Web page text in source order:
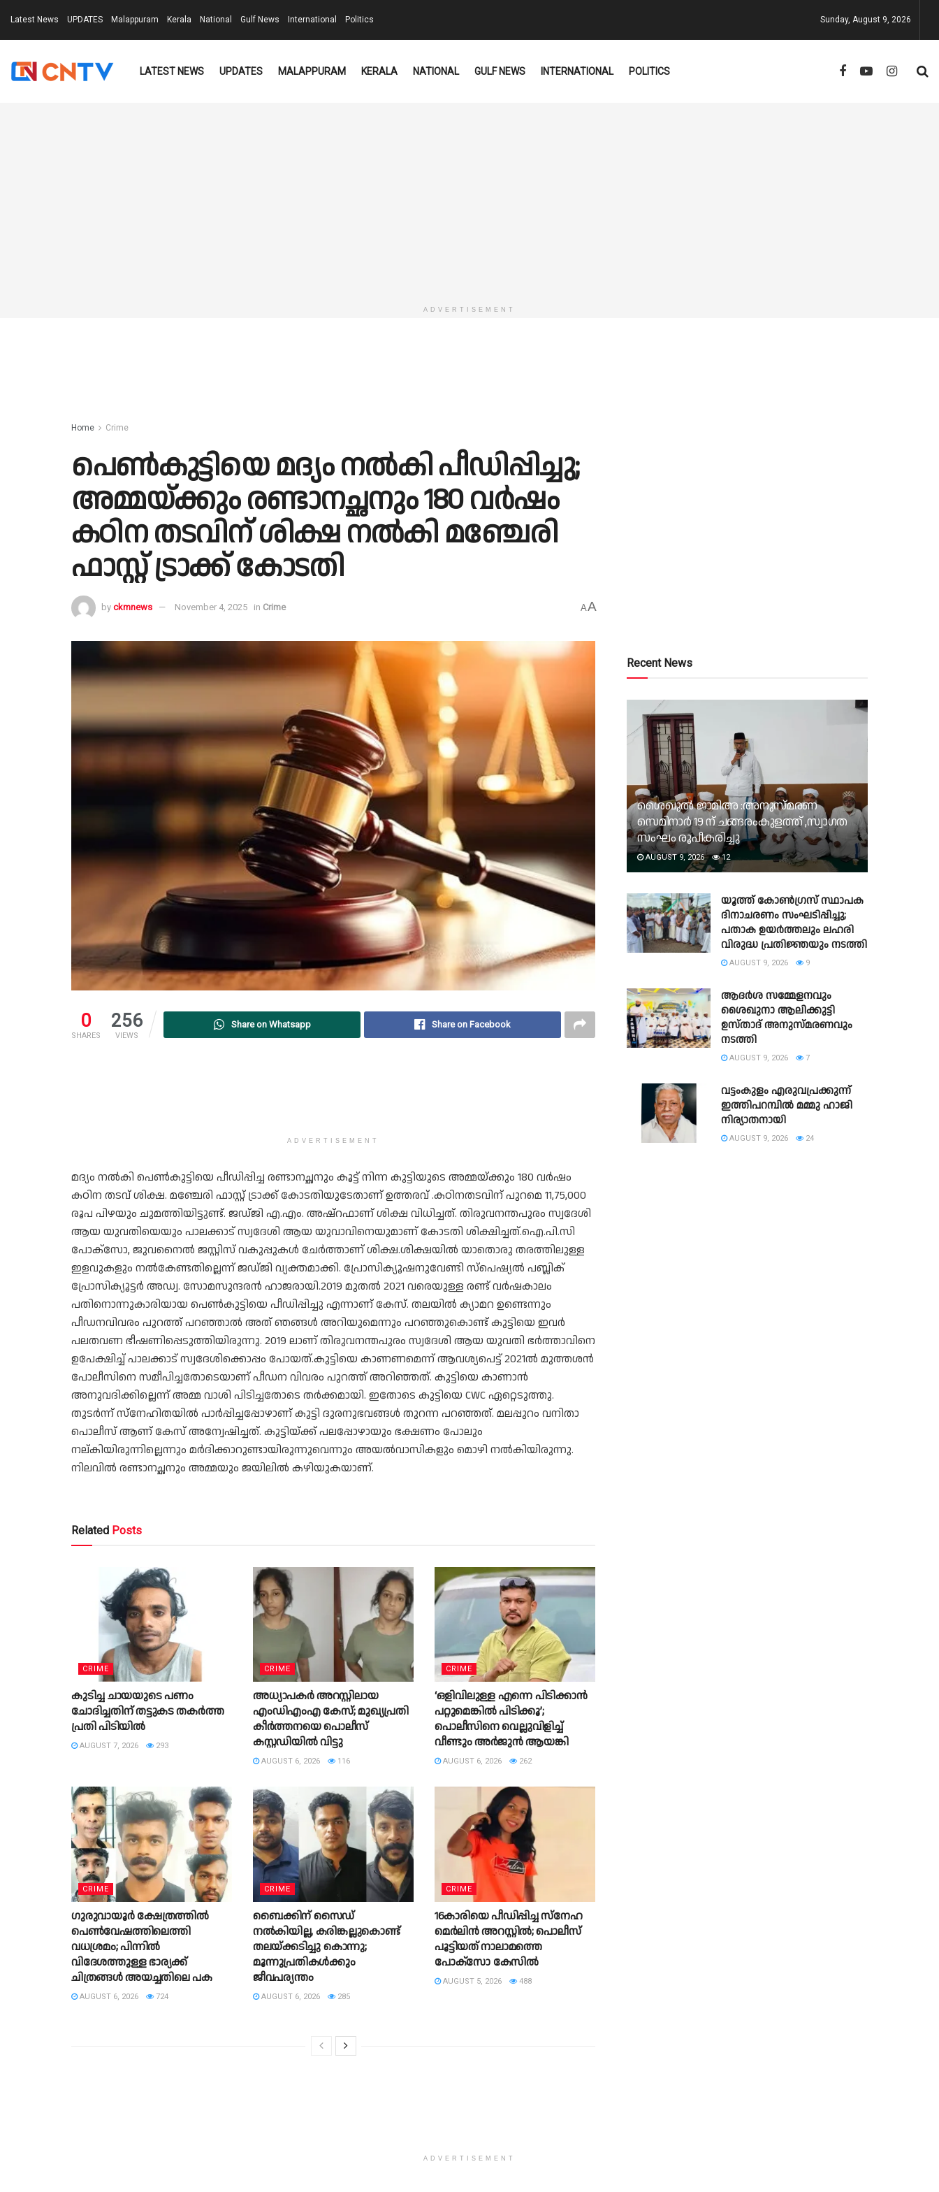
Latest News UPDATES Malappuram Kerala National Gulf News International Politics Sunday, August 9, 2026
LATEST NEWS UPDATES MALAPPURAM KERALA NATIONAL GULF NEWS INTERNATIONAL POLITICS
ADVERTISEMENT
Home Crime
പെൺകുട്ടിയെ മദ്യം നൽകി പീഡിപ്പിച്ചു;
അമ്മയ്ക്കും രണ്ടാനച്ഛനും 180 വർഷം
കഠിന തടവിന് ശിക്ഷ നൽകി മഞ്ചേരി
ഫാസ്റ്റ് ട്രാക്ക് കോടതി
by ckmnews November 4, 2025 in Crime AA
0
SHARES
256
VIEWS
Share on Whatsapp Share on Facebook
ADVERTISEMENT
മദ്യം നൽകി പെൺകുട്ടിയെ പീഡിപ്പിച്ച രണ്ടാനച്ഛനും കൂട്ട് നിന്ന കുട്ടിയുടെ അമ്മയ്ക്കും 180 വർഷം
കഠിന തടവ് ശിക്ഷ. മഞ്ചേരി ഫാസ്റ്റ് ട്രാക്ക് കോടതിയുടേതാണ് ഉത്തരവ് .കഠിനതടവിന് പുറമെ 11,75,000
രൂപ പിഴയും ചുമത്തിയിട്ടുണ്ട്. ജഡ്ജി എ.എം. അഷ്‌റഫാണ് ശിക്ഷ വിധിച്ചത്. തിരുവനന്തപുരം സ്വദേശി
ആയ യുവതിയെയും പാലക്കാട് സ്വദേശി ആയ യുവാവിനെയുമാണ് കോടതി ശിക്ഷിച്ചത്.ഐ.പി.സി
പോക്സോ, ജുവനൈൽ ജസ്റ്റിസ് വകുപ്പുകൾ ചേർത്താണ് ശിക്ഷ.ശിക്ഷയിൽ യാതൊരു തരത്തിലുള്ള
ഇളവുകളും നൽകേണ്ടതില്ലെന്ന് ജഡ്ജി വ്യക്തമാക്കി. പ്രോസിക്യൂഷനുവേണ്ടി സ്പെഷ്യൽ പബ്ലിക്
പ്രോസിക്യൂട്ടർ അഡ്വ. സോമസുന്ദരൻ ഹാജരായി.2019 മുതൽ 2021 വരെയുള്ള രണ്ട് വർഷകാലം
പതിനൊന്നുകാരിയായ പെൺകുട്ടിയെ പീഡിപ്പിച്ചു എന്നാണ് കേസ്. തലയിൽ ക്യാമറ ഉണ്ടെന്നും
പീഡനവിവരം പുറത്ത് പറഞ്ഞാൽ അത് ഞങ്ങൾ അറിയുമെന്നും പറഞ്ഞുകൊണ്ട് കുട്ടിയെ ഇവർ
പലതവണ ഭീഷണിപ്പെടുത്തിയിരുന്നു. 2019 ലാണ് തിരുവനന്തപുരം സ്വദേശി ആയ യുവതി ഭർത്താവിനെ
ഉപേക്ഷിച്ച് പാലക്കാട് സ്വദേശിക്കൊപ്പം പോയത്.കുട്ടിയെ കാണണമെന്ന് ആവശ്യപെട്ട് 2021ൽ മുത്തശൻ
പോലീസിനെ സമീപിച്ചതോടെയാണ് പീഡന വിവരം പുറത്ത് അറിഞ്ഞത്. കുട്ടിയെ കാണാൻ
അനുവദിക്കില്ലെന്ന് അമ്മ വാശി പിടിച്ചതോടെ തർക്കമായി. ഇതോടെ കുട്ടിയെ CWC ഏറ്റെടുത്തു.
തുടർന്ന് സ്നേഹിതയിൽ പാർപ്പിച്ചപ്പോഴാണ് കുട്ടി ദുരനുഭവങ്ങൾ തുറന്ന പറഞ്ഞത്. മലപ്പുറം വനിതാ
പൊലീസ് ആണ് കേസ് അന്വേഷിച്ചത്. കുട്ടിയ്ക്ക് പലപ്പോഴായും ഭക്ഷണം പോലും
നല്കിയിരുന്നില്ലെന്നും മർദിക്കാറുണ്ടായിരുന്നുവെന്നും അയൽവാസികളും മൊഴി നൽകിയിരുന്നു.
നിലവിൽ രണ്ടാനച്ഛനും അമ്മയും ജയിലിൽ കഴിയുകയാണ്.
Related Posts
CRIME
കുടിച്ച ചായയുടെ പണം
ചോദിച്ചതിന് തട്ടുകട തകർത്ത
പ്രതി പിടിയിൽ
AUGUST 7, 2026 293
CRIME
അധ്യാപകർ അറസ്റ്റിലായ
എംഡിഎംഎ കേസ്; മുഖ്യപ്രതി
കീർത്തനയെ പൊലീസ്
കസ്റ്റഡിയിൽ വിട്ടു
AUGUST 6, 2026 116
CRIME
‘ഒളിവിലുള്ള എന്നെ പിടിക്കാൻ
പറ്റുമെങ്കിൽ പിടിക്കൂ’;
പൊലീസിനെ വെല്ലുവിളിച്ച്
വീണ്ടും അർജുൻ ആയങ്കി
AUGUST 6, 2026 262
CRIME
ഗുരുവായൂർ ക്ഷേത്രത്തിൽ
പെൺവേഷത്തിലെത്തി
വധശ്രമം; പിന്നിൽ
വിദേശത്തുള്ള ഭാര്യക്ക്
ചിത്രങ്ങൾ അയച്ചതിലെ പക
AUGUST 6, 2026 724
CRIME
ബൈക്കിന് സൈഡ്
നൽകിയില്ല, കരിങ്കല്ലുകൊണ്ട്
തലയ്ക്കടിച്ചു കൊന്നു;
മൂന്നുപ്രതികൾക്കും
ജീവപര്യന്തം
AUGUST 6, 2026 285
CRIME
16കാരിയെ പീഡിപ്പിച്ച സ്‌നേഹ
മെർലിൻ അറസ്റ്റിൽ; പൊലീസ്
പൂട്ടിയത് നാലാമത്തെ
പോക്‌സോ കേസിൽ
AUGUST 5, 2026 488
Recent News
ശൈഖുൽ ജാമിഅ :അനുസ്മരണ
സെമിനാർ 19 ന് ചങ്ങരംകുളത്ത് ,സ്വാഗത
സംഘം രൂപീകരിച്ചു
AUGUST 9, 2026 12
യൂത്ത് കോൺഗ്രസ് സ്ഥാപക
ദിനാചരണം സംഘടിപ്പിച്ചു;
പതാക ഉയർത്തലും ലഹരി
വിരുദ്ധ പ്രതിജ്ഞയും നടത്തി
AUGUST 9, 2026 9
ആദർശ സമ്മേളനവും
ശൈഖുനാ ആലിക്കുട്ടി
ഉസ്താദ് അനുസ്മരണവും
നടത്തി
AUGUST 9, 2026 7
വട്ടംകുളം എരുവപ്രക്കുന്ന്
ഇത്തിപറമ്പിൽ മമ്മു ഹാജി
നിര്യാതനായി
AUGUST 9, 2026 24
ADVERTISEMENT